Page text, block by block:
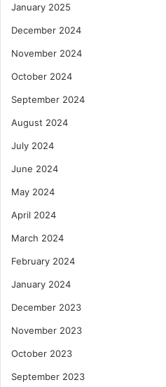
January 2025
December 2024
November 2024
October 2024
September 2024
August 2024
July 2024
June 2024
May 2024
April 2024
March 2024
February 2024
January 2024
December 2023
November 2023
October 2023
September 2023